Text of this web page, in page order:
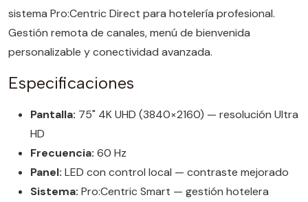
sistema Pro:Centric Direct para hotelería profesional.
Gestión remota de canales, menú de bienvenida
personalizable y conectividad avanzada.
Especificaciones
Pantalla: 75" 4K UHD (3840×2160) — resolución Ultra
HD
Frecuencia: 60 Hz
Panel: LED con control local — contraste mejorado
Sistema: Pro:Centric Smart — gestión hotelera